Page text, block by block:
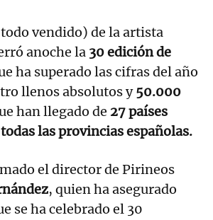
vendido) de la artista
anoche la 30 edición de
ha superado las cifras del año
llenos absolutos y50.000
han llegado de 27 países
las provincias españolas.
el director de Pirineos
, quien ha asegurado
se ha celebrado el 30